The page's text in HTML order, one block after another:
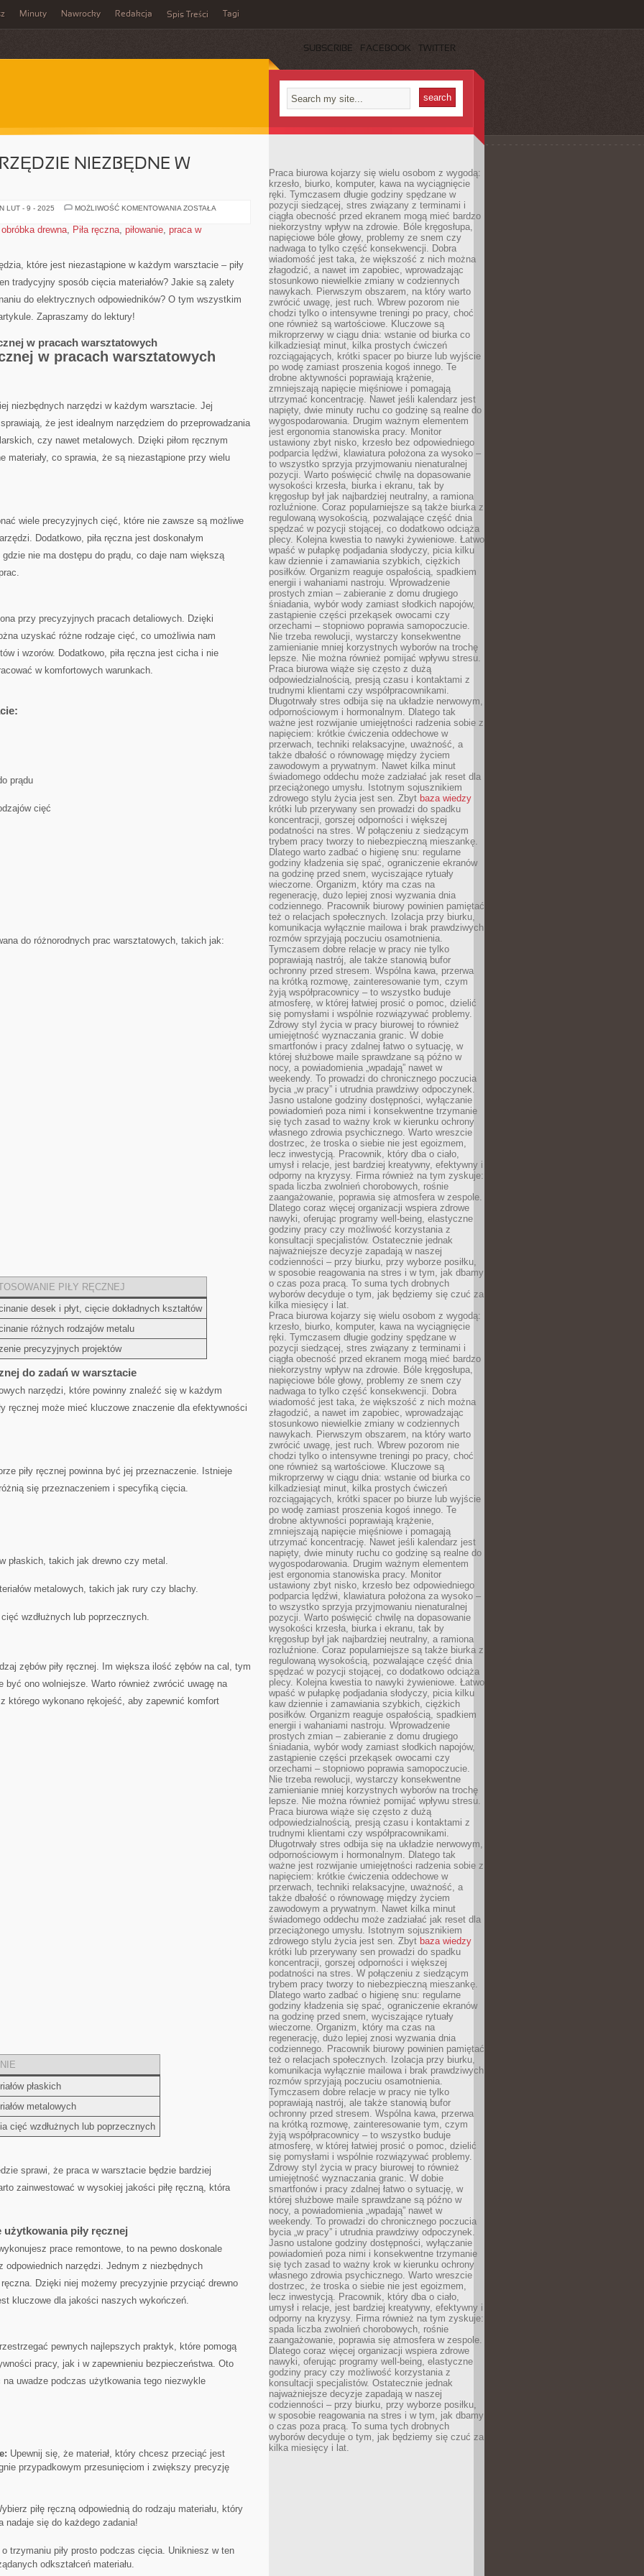
Minuty Nawrocky Redakcja Spis Treści Tagi
SUBSCRIBE FACEBOOK TWITTER
NIEZBĘDNE W
LUT - 9 - 2025 MOŻLIWOŚĆ KOMENTOWANIA PIŁA
NIEZBĘDNE
ZOSTAŁA
obróbka drewna, Piła ręczna, piłowanie, praca w
które jest niezastąpione​ w każdym warsztacie – piły
tradycyjny sposób cięcia materiałów? Jakie są zalety
do elektrycznych odpowiedników? O tym wszystkim
Zapraszamy do lektury!
w pracach ‍warsztatowych
w pracach warsztatowych
niezbędnych ⁢narzędzi w ​każdym warsztacie. Jej
że jest idealnym narzędziem‌ do‍ przeprowadzania
⁣czy nawet metalowych. Dzięki piłom ręcznym
materiały, co sprawia, że są niezastąpione przy wielu
wiele precyzyjnych cięć, które nie zawsze są ⁣możliwe⁣
Dodatkowo, piła ręczna jest​ doskonałym
nie ma dostępu do prądu, co daje nam⁣ większą⁤
przy precyzyjnych pracach detaliowych. Dzięki
uzyskać różne rodzaje cięć, co umożliwia nam
i wzorów. Dodatkowo, ‌piła ręczna jest⁤ cicha i nie
w komfortowych warunkach.
prądu
cięć
do różnorodnych prac‌ warsztatowych, ⁣takich jak:
PIŁY RĘCZNEJ
desek i płyt, cięcie ‍dokładnych kształtów
różnych ⁣rodzajów metalu
precyzyjnych projektów
do zadań w warsztacie
narzędzi, które powinny znaleźć się w każdym
ręcznej może mieć kluczowe znaczenie dla ⁤efektywności​
piły ręcznej powinna ⁤być jej przeznaczenie. Istnieje​
się przeznaczeniem i specyfiką cięcia.
płaskich, takich jak ​drewno‍ czy metal.
⁤metalowych,‍ takich jak rury czy‌ blachy.
wzdłużnych lub​ poprzecznych.
zębów piły ręcznej. Im większa⁢ ilość zębów na cal, tym
być ono wolniejsze. Warto również zwrócić uwagę na
z którego wykonano rękojeść, aby zapewnić komfort
płaskich
metalowych
cięć wzdłużnych lub ​poprzecznych
sprawi, że praca w warsztacie ⁣będzie ⁣bardziej⁢
zainwestować w wysokiej jakości piłę ręczną, która
piły ręcznej
prace‌ remontowe,‍ to na pewno doskonale
narzędzi. ​Jednym z niezbędnych
Dzięki niej możemy precyzyjnie przyciąć drewno
kluczowe ‌dla‍ jakości ‌naszych wykończeń.
pewnych najlepszych‌ praktyk, które pomogą
pracy,‍ jak ‍i w zapewnieniu bezpieczeństwa. Oto
uwadze ‍podczas ‌użytkowania tego niezwykle
Upewnij ‍się, że materiał, który chcesz przeciąć jest‍
przypadkowym przesunięciom i ​zwiększy precyzję
piłę ręczną⁣ odpowiednią do rodzaju⁢ materiału, który
nadaje się do każdego zadania!
o trzymaniu piły prosto podczas cięcia. Unikniesz w ten
odkształceń materiału.
Praca biurowa kojarzy się wielu osobom z wygodą:
krzesło, biurko, komputer, kawa na wyciągnięcie
ręki. Tymczasem długie godziny spędzane w
pozycji siedzącej, stres związany z terminami i
ciągła obecność przed ekranem mogą mieć bardzo
niekorzystny wpływ na zdrowie. Bóle kręgosłupa,
napięciowe bóle głowy, problemy ze snem czy
nadwaga to tylko część konsekwencji. Dobra
wiadomość jest taka, że większość z nich można
złagodzić, a nawet im zapobiec, wprowadzając
stosunkowo niewielkie zmiany w codziennych
nawykach. Pierwszym obszarem, na który warto
zwrócić uwagę, jest ruch. Wbrew pozorom nie
chodzi tylko o intensywne treningi po pracy, choć
one również są wartościowe. Kluczowe są
mikroprzerwy w ciągu dnia: wstanie od biurka co
kilkadziesiąt minut, kilka prostych ćwiczeń
rozciągających, krótki spacer po biurze lub wyjście
po wodę zamiast proszenia kogoś innego. Te
drobne aktywności poprawiają krążenie,
zmniejszają napięcie mięśniowe i pomagają
utrzymać koncentrację. Nawet jeśli kalendarz jest
napięty, dwie minuty ruchu co godzinę są realne do
wygospodarowania. Drugim ważnym elementem
jest ergonomia stanowiska pracy. Monitor
ustawiony zbyt nisko, krzesło bez odpowiedniego
podparcia lędźwi, klawiatura położona za wysoko –
to wszystko sprzyja przyjmowaniu nienaturalnej
pozycji. Warto poświęcić chwilę na dopasowanie
wysokości krzesła, biurka i ekranu, tak by
kręgosłup był jak najbardziej neutralny, a ramiona
rozluźnione. Coraz popularniejsze są także biurka z
regulowaną wysokością, pozwalające część dnia
spędzać w pozycji stojącej, co dodatkowo odciąża
plecy. Kolejna kwestia to nawyki żywieniowe. Łatwo
wpaść w pułapkę podjadania słodyczy, picia kilku
kaw dziennie i zamawiania szybkich, ciężkich
posiłków. Organizm reaguje ospałością, spadkiem
energii i wahaniami nastroju. Wprowadzenie
prostych zmian – zabieranie z domu drugiego
śniadania, wybór wody zamiast słodkich napojów,
zastąpienie części przekąsek owocami czy
orzechami – stopniowo poprawia samopoczucie.
Nie trzeba rewolucji, wystarczy konsekwentne
zamienianie mniej korzystnych wyborów na trochę
lepsze. Nie można również pomijać wpływu stresu.
Praca biurowa wiąże się często z dużą
odpowiedzialnością, presją czasu i kontaktami z
trudnymi klientami czy współpracownikami.
Długotrwały stres odbija się na układzie nerwowym,
odpornościowym i hormonalnym. Dlatego tak
ważne jest rozwijanie umiejętności radzenia sobie z
napięciem: krótkie ćwiczenia oddechowe w
przerwach, techniki relaksacyjne, uważność, a
także dbałość o równowagę między życiem
zawodowym a prywatnym. Nawet kilka minut
świadomego oddechu może zadziałać jak reset dla
przeciążonego umysłu. Istotnym sojusznikiem
zdrowego stylu życia jest sen. Zbyt baza wiedzy
krótki lub przerywany sen prowadzi do spadku
koncentracji, gorszej odporności i większej
podatności na stres. W połączeniu z siedzącym
trybem pracy tworzy to niebezpieczną mieszankę.
Dlatego warto zadbać o higienę snu: regularne
godziny kładzenia się spać, ograniczenie ekranów
na godzinę przed snem, wyciszające rytuały
wieczorne. Organizm, który ma czas na
regenerację, dużo lepiej znosi wyzwania dnia
codziennego. Pracownik biurowy powinien pamiętać
też o relacjach społecznych. Izolacja przy biurku,
komunikacja wyłącznie mailowa i brak prawdziwych
rozmów sprzyjają poczuciu osamotnienia.
Tymczasem dobre relacje w pracy nie tylko
poprawiają nastrój, ale także stanowią bufor
ochronny przed stresem. Wspólna kawa, przerwa
na krótką rozmowę, zainteresowanie tym, czym
żyją współpracownicy – to wszystko buduje
atmosferę, w której łatwiej prosić o pomoc, dzielić
się pomysłami i wspólnie rozwiązywać problemy.
Zdrowy styl życia w pracy biurowej to również
umiejętność wyznaczania granic. W dobie
smartfonów i pracy zdalnej łatwo o sytuację, w
której służbowe maile sprawdzane są późno w
nocy, a powiadomienia „wpadają” nawet w
weekendy. To prowadzi do chronicznego poczucia
bycia „w pracy” i utrudnia prawdziwy odpoczynek.
Jasno ustalone godziny dostępności, wyłączanie
powiadomień poza nimi i konsekwentne trzymanie
się tych zasad to ważny krok w kierunku ochrony
własnego zdrowia psychicznego. Warto wreszcie
dostrzec, że troska o siebie nie jest egoizmem,
lecz inwestycją. Pracownik, który dba o ciało,
umysł i relacje, jest bardziej kreatywny, efektywny i
odporny na kryzysy. Firma również na tym zyskuje:
spada liczba zwolnień chorobowych, rośnie
zaangażowanie, poprawia się atmosfera w zespole.
Dlatego coraz więcej organizacji wspiera zdrowe
nawyki, oferując programy well-being, elastyczne
godziny pracy czy możliwość korzystania z
konsultacji specjalistów. Ostatecznie jednak
najważniejsze decyzje zapadają w naszej
codzienności – przy biurku, przy wyborze posiłku,
w sposobie reagowania na stres i w tym, jak dbamy
o czas poza pracą. To suma tych drobnych
wyborów decyduje o tym, jak będziemy się czuć za
kilka miesięcy i lat.
Praca biurowa kojarzy się wielu osobom z wygodą:
krzesło, biurko, komputer, kawa na wyciągnięcie
ręki. Tymczasem długie godziny spędzane w
pozycji siedzącej, stres związany z terminami i
ciągła obecność przed ekranem mogą mieć bardzo
niekorzystny wpływ na zdrowie. Bóle kręgosłupa,
napięciowe bóle głowy, problemy ze snem czy
nadwaga to tylko część konsekwencji. Dobra
wiadomość jest taka, że większość z nich można
złagodzić, a nawet im zapobiec, wprowadzając
stosunkowo niewielkie zmiany w codziennych
nawykach. Pierwszym obszarem, na który warto
zwrócić uwagę, jest ruch. Wbrew pozorom nie
chodzi tylko o intensywne treningi po pracy, choć
one również są wartościowe. Kluczowe są
mikroprzerwy w ciągu dnia: wstanie od biurka co
kilkadziesiąt minut, kilka prostych ćwiczeń
rozciągających, krótki spacer po biurze lub wyjście
po wodę zamiast proszenia kogoś innego. Te
drobne aktywności poprawiają krążenie,
zmniejszają napięcie mięśniowe i pomagają
utrzymać koncentrację. Nawet jeśli kalendarz jest
napięty, dwie minuty ruchu co godzinę są realne do
wygospodarowania. Drugim ważnym elementem
jest ergonomia stanowiska pracy. Monitor
ustawiony zbyt nisko, krzesło bez odpowiedniego
podparcia lędźwi, klawiatura położona za wysoko –
to wszystko sprzyja przyjmowaniu nienaturalnej
pozycji. Warto poświęcić chwilę na dopasowanie
wysokości krzesła, biurka i ekranu, tak by
kręgosłup był jak najbardziej neutralny, a ramiona
rozluźnione. Coraz popularniejsze są także biurka z
regulowaną wysokością, pozwalające część dnia
spędzać w pozycji stojącej, co dodatkowo odciąża
plecy. Kolejna kwestia to nawyki żywieniowe. Łatwo
wpaść w pułapkę podjadania słodyczy, picia kilku
kaw dziennie i zamawiania szybkich, ciężkich
posiłków. Organizm reaguje ospałością, spadkiem
energii i wahaniami nastroju. Wprowadzenie
prostych zmian – zabieranie z domu drugiego
śniadania, wybór wody zamiast słodkich napojów,
zastąpienie części przekąsek owocami czy
orzechami – stopniowo poprawia samopoczucie.
Nie trzeba rewolucji, wystarczy konsekwentne
zamienianie mniej korzystnych wyborów na trochę
lepsze. Nie można również pomijać wpływu stresu.
Praca biurowa wiąże się często z dużą
odpowiedzialnością, presją czasu i kontaktami z
trudnymi klientami czy współpracownikami.
Długotrwały stres odbija się na układzie nerwowym,
odpornościowym i hormonalnym. Dlatego tak
ważne jest rozwijanie umiejętności radzenia sobie z
napięciem: krótkie ćwiczenia oddechowe w
przerwach, techniki relaksacyjne, uważność, a
także dbałość o równowagę między życiem
zawodowym a prywatnym. Nawet kilka minut
świadomego oddechu może zadziałać jak reset dla
przeciążonego umysłu. Istotnym sojusznikiem
zdrowego stylu życia jest sen. Zbyt baza wiedzy
krótki lub przerywany sen prowadzi do spadku
koncentracji, gorszej odporności i większej
podatności na stres. W połączeniu z siedzącym
trybem pracy tworzy to niebezpieczną mieszankę.
Dlatego warto zadbać o higienę snu: regularne
godziny kładzenia się spać, ograniczenie ekranów
na godzinę przed snem, wyciszające rytuały
wieczorne. Organizm, który ma czas na
regenerację, dużo lepiej znosi wyzwania dnia
codziennego. Pracownik biurowy powinien pamiętać
też o relacjach społecznych. Izolacja przy biurku,
komunikacja wyłącznie mailowa i brak prawdziwych
rozmów sprzyjają poczuciu osamotnienia.
Tymczasem dobre relacje w pracy nie tylko
poprawiają nastrój, ale także stanowią bufor
ochronny przed stresem. Wspólna kawa, przerwa
na krótką rozmowę, zainteresowanie tym, czym
żyją współpracownicy – to wszystko buduje
atmosferę, w której łatwiej prosić o pomoc, dzielić
się pomysłami i wspólnie rozwiązywać problemy.
Zdrowy styl życia w pracy biurowej to również
umiejętność wyznaczania granic. W dobie
smartfonów i pracy zdalnej łatwo o sytuację, w
której służbowe maile sprawdzane są późno w
nocy, a powiadomienia „wpadają” nawet w
weekendy. To prowadzi do chronicznego poczucia
bycia „w pracy” i utrudnia prawdziwy odpoczynek.
Jasno ustalone godziny dostępności, wyłączanie
powiadomień poza nimi i konsekwentne trzymanie
się tych zasad to ważny krok w kierunku ochrony
własnego zdrowia psychicznego. Warto wreszcie
dostrzec, że troska o siebie nie jest egoizmem,
lecz inwestycją. Pracownik, który dba o ciało,
umysł i relacje, jest bardziej kreatywny, efektywny i
odporny na kryzysy. Firma również na tym zyskuje:
spada liczba zwolnień chorobowych, rośnie
zaangażowanie, poprawia się atmosfera w zespole.
Dlatego coraz więcej organizacji wspiera zdrowe
nawyki, oferując programy well-being, elastyczne
godziny pracy czy możliwość korzystania z
konsultacji specjalistów. Ostatecznie jednak
najważniejsze decyzje zapadają w naszej
codzienności – przy biurku, przy wyborze posiłku,
w sposobie reagowania na stres i w tym, jak dbamy
o czas poza pracą. To suma tych drobnych
wyborów decyduje o tym, jak będziemy się czuć za
kilka miesięcy i lat.